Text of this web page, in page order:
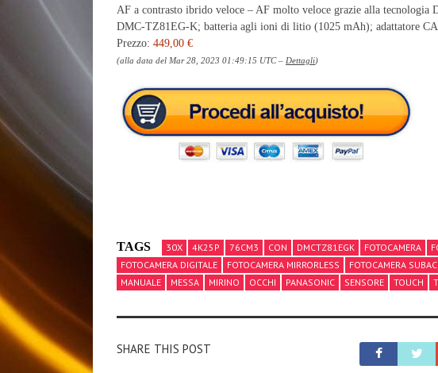
AF a contrasto ibrido veloce – AF molto veloce grazie alla tecnologia
DMC-TZ81EG-K; batteria agli ioni di litio (1025 mAh); adattatore
Prezzo: 449,00 €
(alla data del Mar 28, 2023 01:49:15 UTC – Dettagli)
TAGS 30X 4K25P 76CM3 CON DMCTZ81EGK FOTOCAMERA
FOTOCAMERA DIGITALE
FOTOCAMERA MIRRORLESS FOTOCAMERA
MANUALE
MESSA MIRINO OCCHI PANASONIC SENSORE TOUCH
SHARE THIS POST